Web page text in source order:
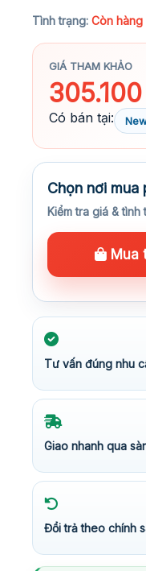
Tình trạng: Còn hàng
GIÁ THAM KHẢO
305.100
Có bán tại:
Chọn nơi mua
Kiểm tra giá &
Mua
Tư vấn đúng nhu
Giao nhanh qua
Đổi trả theo chính